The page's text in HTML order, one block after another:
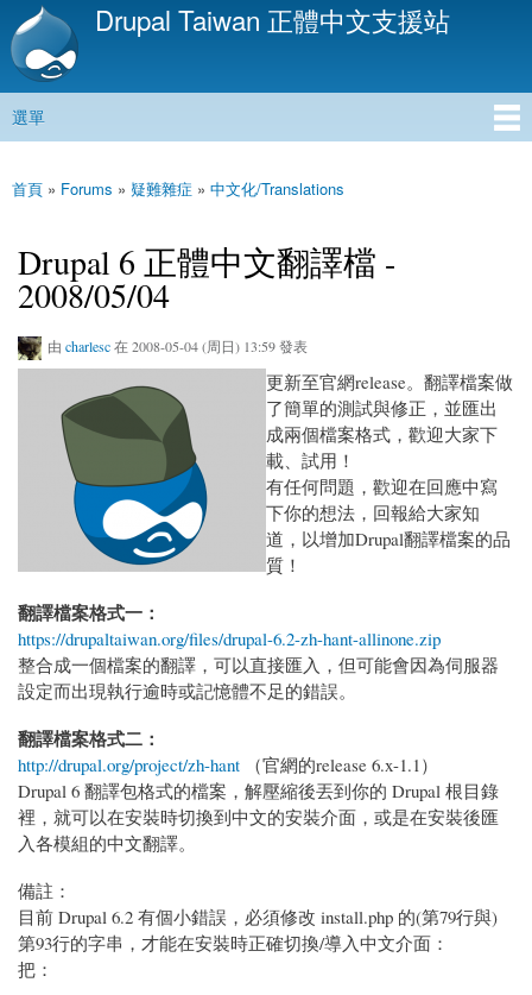
移
內
Drupal Taiwan 正體中文支援站
主選單
選單
您在這裡
首頁 » Forums » 疑難雜症 » 中文化/Translations
Drupal 6 正體中文翻譯檔 -
2008/05/04
由 charlesc在 2008-05-04 (周日) 13:59 發表
更新至官網release。翻譯檔案做
了簡單的測試與修正，並匯出
成兩個檔案格式，歡迎大家下
載、試用！
有任何問題，歡迎在回應中寫
下你的想法，回報給大家知
道，以增加Drupal翻譯檔案的品
質！
翻譯檔案格式一：
https://drupaltaiwan.org/files/drupal-6.2-zh-hant-allinone.zip
整合成一個檔案的翻譯，可以直接匯入，但可能會因為伺服器
設定而出現執行逾時或記憶體不足的錯誤。
翻譯檔案格式二：
http://drupal.org/project/zh-hant （官網的release 6.x-1.1）
Drupal 6 翻譯包格式的檔案，解壓縮後丟到你的 Drupal 根目錄
裡，就可以在安裝時切換到中文的安裝介面，或是在安裝後匯
入各模組的中文翻譯。
備註：
目前 Drupal 6.2 有個小錯誤，必須修改 install.php 的(第79行與)
第93行的字串，才能在安裝時正確切換/導入中文介面：
把：